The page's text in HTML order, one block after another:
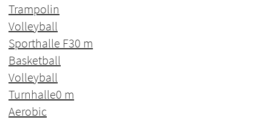
Trampolin
Volleyball
Sporthalle F30 m
Basketball
Volleyball
Turnhalle0 m
Aerobic